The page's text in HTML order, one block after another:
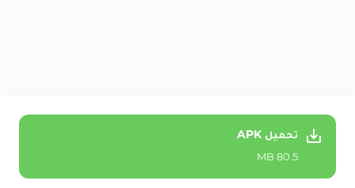
تحميل APK
80.5 MB